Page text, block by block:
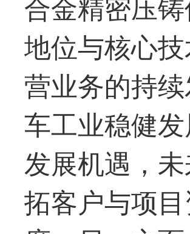
地位与核心
营业务的持
车工业稳健
发展机遇，
拓客户与项